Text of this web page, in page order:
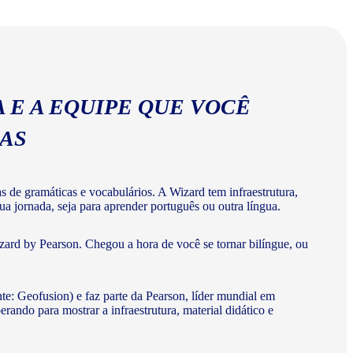
A EQUIPE QUE VOCÊ
de gramáticas e vocabulários. A Wizard tem infraestrutura,
jornada, seja para aprender português ou outra língua.
by Pearson. Chegou a hora de você se tornar bilíngue, ou
Geofusion) e faz parte da Pearson, líder mundial em
para mostrar a infraestrutura, material didático e